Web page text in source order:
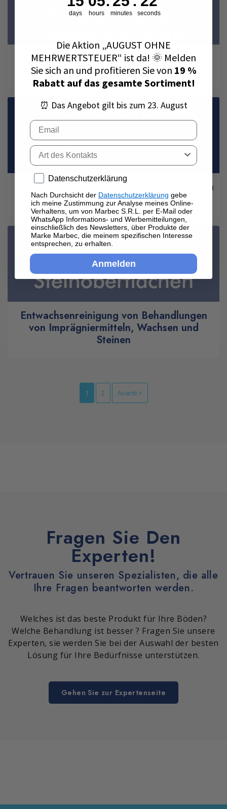
Entkalkende Reinigung zum Entfernen von
Epoxidharzen von Steinen
Entwachsende Reinigung von metallisierten
Wachsen
Entwachsenreinigung von Behandlungen
von Imprägniermitteln, Wachsen und
Steinen
1 2 Avanti >
Fragen Sie Den
Experten!
Vertrauen Sie unseren Spezialisten, die alle
Ihre Fragen beantworten werden.
Welches ist das beste Produkt für Ihre Böden?
Welche Behandlung ist besser ? Fragen Sie unsere
Experten, sie werden Sie bei der Auswahl der besten
Lösung für Ihre Bedürfnisse unterstützen.
Gehen Sie zur Expertenseite
days hours minutes seconds
Die Aktion „AUGUST OHNE
MEHRWERTSTEUER“ ist da! 🌞 Melden
Sie sich an und profitieren Sie von 19 %
Rabatt auf das gesamte Sortiment!
⏰ Das Angebot gilt bis zum 23. August
Email
Tipo di contatto
Privacy policy
Datenschutzerklärung
Nach Durchsicht der Datenschutzerklärung gebe
ich meine Zustimmung zur Analyse meines Online-
Verhaltens, um von Marbec S.R.L. per E-Mail oder
WhatsApp Informations- und Werbemitteilungen,
einschließlich des Newsletters, über Produkte der
Marke Marbec, die meinem spezifischen Interesse
entsprechen, zu erhalten.
Anmelden